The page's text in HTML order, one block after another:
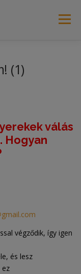
Menü
(1)
válás
Hogyan
végződik, így igen
és lesz
ez